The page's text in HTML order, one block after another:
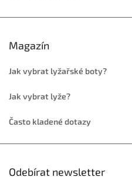
Magazín
Jak vybrat lyžařské boty?
Jak vybrat lyže?
Často kladené dotazy
Odebírat newsletter